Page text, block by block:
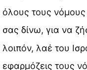
όλους τους νόμους
σας δίνω, για να
λοιπόν, λαέ του
εφαρμόζεις τους